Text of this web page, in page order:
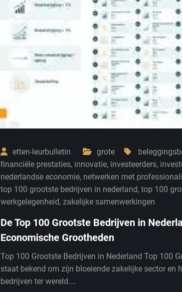
etten-leurbulletin grote
financiële prestaties, innovatie, investeerders,
nederlandse economie, netwerken met
top 100 grootste bedrijven in nederland, top 100
werkgelegenheid, zakelijke samenwerkingen
De Top 100 Grootste Bedrijven in
Economische Grootheden
Top 100 Grootste Bedrijven in Nederland Top 100
staat bekend om zijn bloeiende zakelijke sector en
bedrijven ter wereld.…